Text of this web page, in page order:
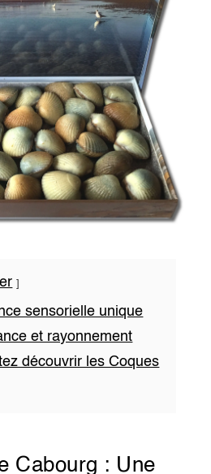
sensorielle unique
et rayonnement
découvrir les Coques
Cabourg : Une